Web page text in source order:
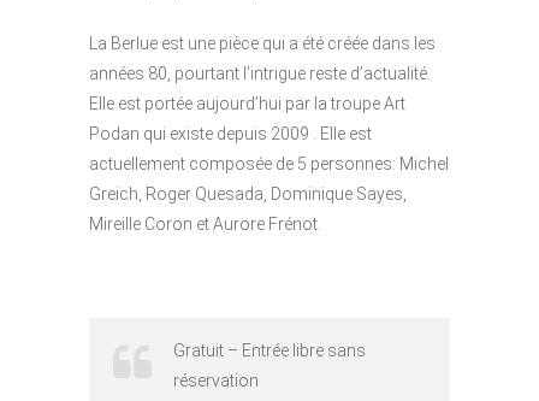
La Berlue est une pièce qui a été créée dans les
années 80, pourtant l’intrigue reste d’actualité.
Elle est portée aujourd’hui par la troupe Art
Podan qui existe depuis 2009 . Elle est
actuellement composée de 5 personnes: Michel
Greich, Roger Quesada, Dominique Sayes,
Mireille Coron et Aurore Frénot.
Gratuit – Entrée libre sans
réservation